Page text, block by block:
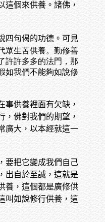
個來供養。諸佛，
四句偈的功德。可見
眾生苦供養。勤修善
許許多多的法門，那
如我們不能夠如說修
供養裡面有欠缺，
佛對我們的期望，
廣大，以本經就這一
要把它變成我們自己
出自於至誠，這就是
養，這個都是廣修供
叫如說修行供養，這